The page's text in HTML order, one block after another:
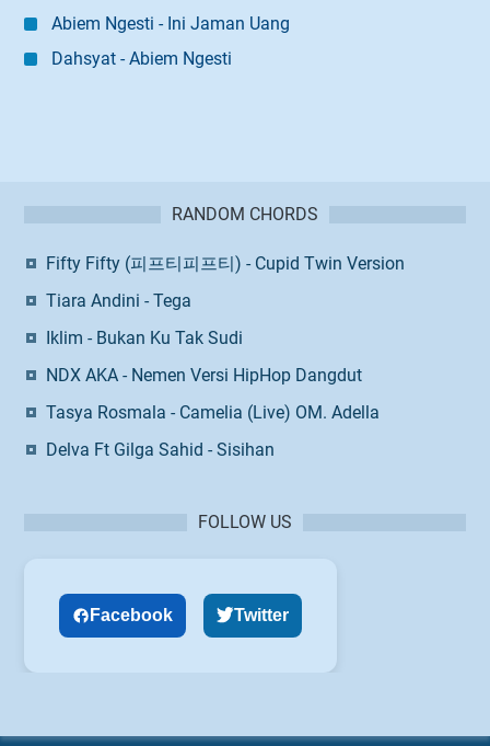
Abiem Ngesti - Ini Jaman Uang
Dahsyat - Abiem Ngesti
RANDOM CHORDS
Fifty Fifty (피프티피프티) - Cupid Twin Version
Tiara Andini - Tega
Iklim - Bukan Ku Tak Sudi
NDX AKA - Nemen Versi HipHop Dangdut
Tasya Rosmala - Camelia (Live) OM. Adella
Delva Ft Gilga Sahid - Sisihan
FOLLOW US
Facebook Twitter